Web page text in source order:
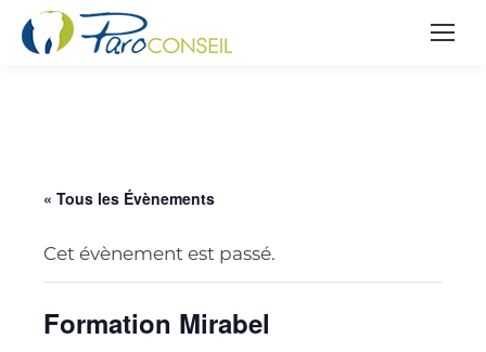
« Tous les Évènements
Cet évènement est passé.
Formation Mirabel